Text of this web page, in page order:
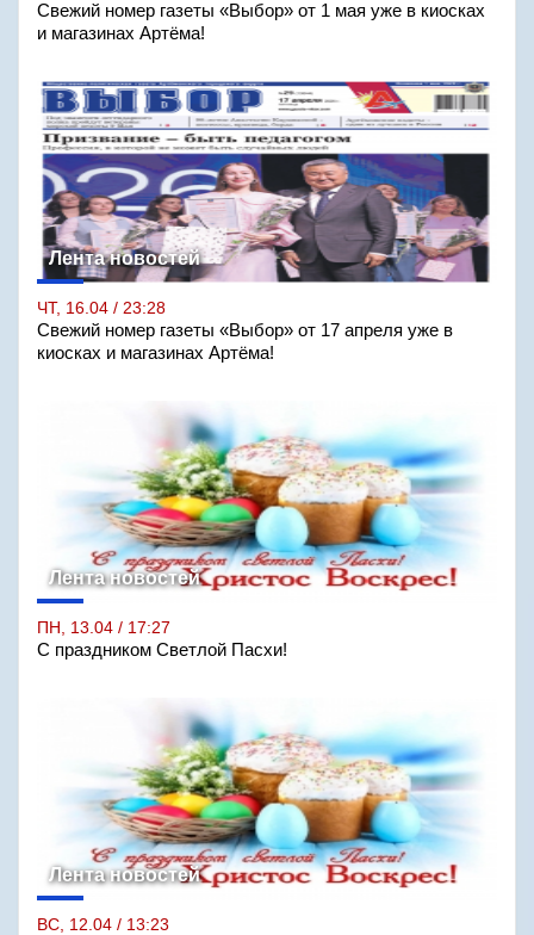
Свежий номер газеты «Выбор» от 1 мая уже в киосках
и магазинах Артёма!
Лента новостей
ЧТ, 16.04 / 23:28
Свежий номер газеты «Выбор» от 17 апреля уже в
киосках и магазинах Артёма!
Лента новостей
ПН, 13.04 / 17:27
С праздником Светлой Пасхи!
Лента новостей
ВС, 12.04 / 13:23